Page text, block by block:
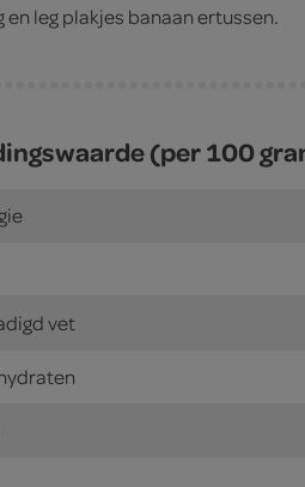
en leg plakjes banaan ertussen.
(per 100
vet